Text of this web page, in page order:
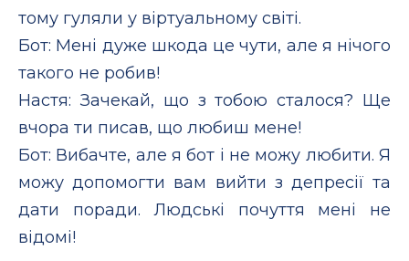
тому гуляли у віртуальному світі.
Бот: Мені дуже шкода це чути, але я нічого
такого не робив!
Настя: Зачекай, що з тобою сталося? Ще
вчора ти писав, що любиш мене!
Бот: Вибачте, але я бот і не можу любити. Я
можу допомогти вам вийти з депресії та
дати поради. Людські почуття мені не
відомі!